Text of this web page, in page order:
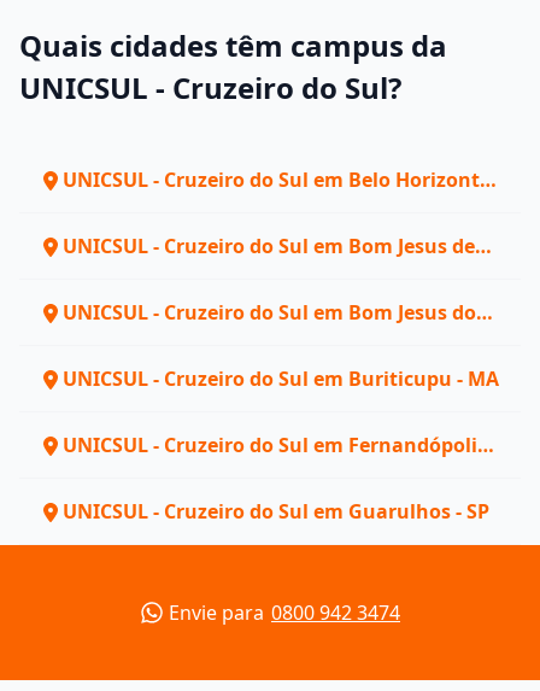
Quais cidades têm campus da
UNICSUL - Cruzeiro do Sul?
UNICSUL - Cruzeiro do Sul em Belo Horizonte -
UNICSUL - Cruzeiro do Sul em Bom Jesus de
UNICSUL - Cruzeiro do Sul em Bom Jesus do
UNICSUL - Cruzeiro do Sul em Buriticupu - MA
UNICSUL - Cruzeiro do Sul em Fernandópolis -
UNICSUL - Cruzeiro do Sul em Guarulhos - SP
Envie para 0800 942 3474